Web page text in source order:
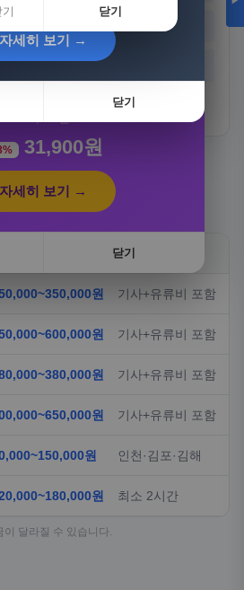
충남
경북
요금은 상담 시 확정)
원 기사+유류비 포함
원 기사+유류비 포함
원 기사+유류비 포함
원 기사+유류비 포함
원 인천·김포·김해
원 최소 2시간
달라질 수 있습니다.
닫기
31,900원
자세히 보기 →
닫기
자세히 보기 →
닫기